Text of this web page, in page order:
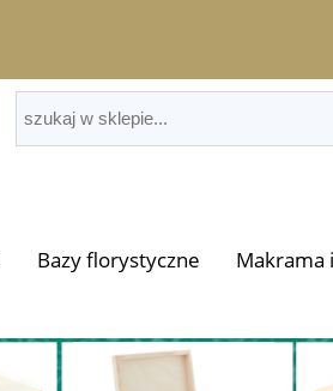
Bazy florystyczne Makrama